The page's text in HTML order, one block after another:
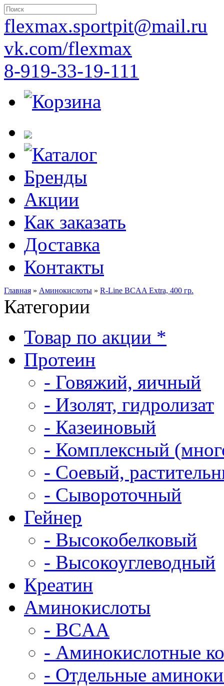
flexmax.sportpit@mail.ru
vk.com/flexmax
8-919-33-19-111
Корзина
Каталог
Бренды
Акции
Как заказать
Доставка
Контакты
Главная » Аминокислоты » R-Line BCAA Extra, 400 гр.
Категории
Товар по акции *
Протеин
- Говяжий, яичный
- Изолят, гидролизат
- Казеиновый
- Комплексный
- Соевый,
- Сывороточный
Гейнер
- Высокобелковый
- Высокоуглеводный
Креатин
Аминокислоты
- BCAA
- Аминокислотные
- Отдельные